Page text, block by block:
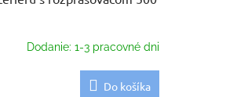
Dodanie: 1-3 pracovné dni
Do košíka